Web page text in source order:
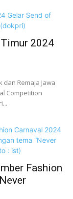
2024
dan Remaja Jawa
Competition
Fashion